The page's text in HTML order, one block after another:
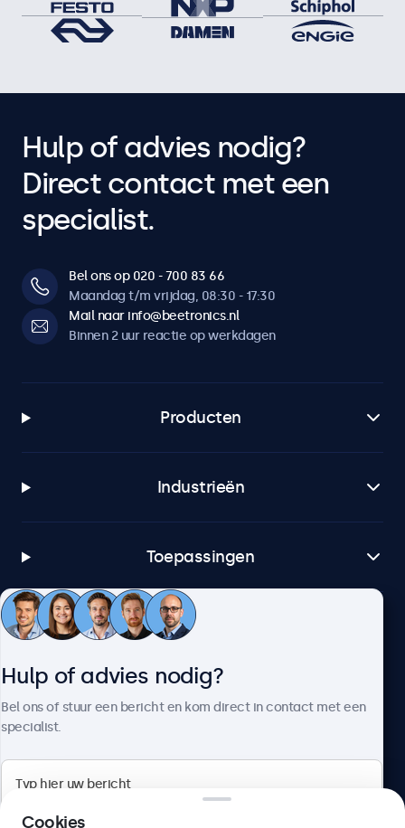
Hulp of advies nodig?
Direct contact met een
specialist.
Bel ons op 020 - 700 83 66
Maandag t/m vrijdag, 08:30 - 17:30
Mail naar info@beetronics.nl
Binnen 2 uur reactie op werkdagen
Producten
Industrieën
Toepassingen
Klantenservice
Hulp of advies nodig?
Bel ons of stuur een bericht en kom direct in contact met een
specialist.
Cookies